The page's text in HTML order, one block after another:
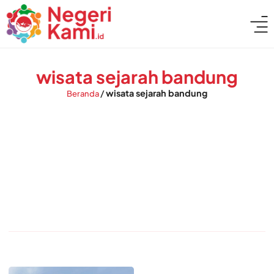
wisata sejarah bandung
Beranda/wisata sejarah bandung